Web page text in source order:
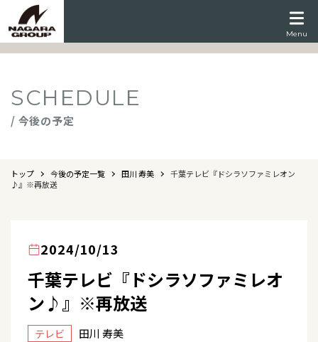
Menu
SCHEDULE
/ 今後の予定
トップ 今後の予定一覧 田川 寿美
千葉テレビ『ドシラソファミレオン
♪』※再放送
2024/10/13
千葉テレビ『ドシラソファミレオ
ン♪』※再放送
テレビ 田川 寿美